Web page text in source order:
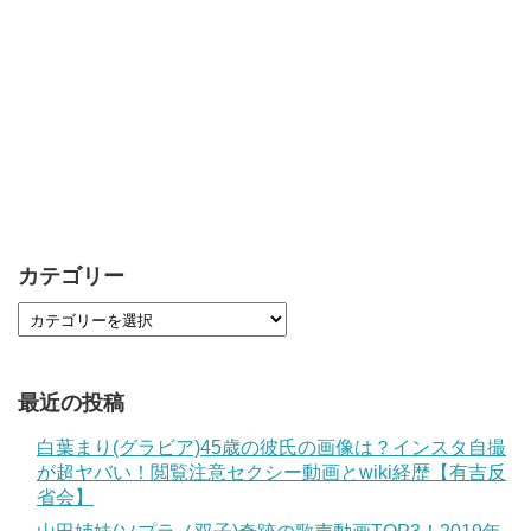
カテゴリー
最近の投稿
白葉まり(グラビア)45歳の彼氏の画像は？インスタ自撮
が超ヤバい！閲覧注意セクシー動画とwiki経歴【有吉反
省会】